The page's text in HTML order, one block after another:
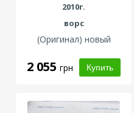
2010г.
ворс
(Оригинал) новый
2 055грн